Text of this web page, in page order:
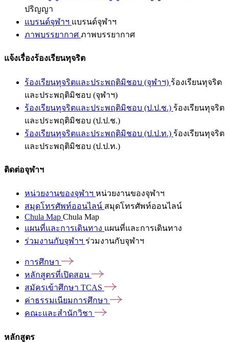
ปริญญา
แบรนด์จุฬาฯ แบรนด์จุฬาฯ
ภาพบรรยากาศ ภาพบรรยากาศ
แจ้งเรื่องร้องเรียนทุจริต
ร้องเรียนทุจริตและประพฤติมิชอบ (จุฬาฯ) ร้องเรียนทุจริต
และประพฤติมิชอบ (จุฬาฯ)
ร้องเรียนทุจริตและประพฤติมิชอบ (ป.ป.ช.) ร้องเรียนทุจริต
และประพฤติมิชอบ (ป.ป.ช.)
ร้องเรียนทุจริตและประพฤติมิชอบ (ป.ป.ท.) ร้องเรียนทุจริต
และประพฤติมิชอบ (ป.ป.ท.)
ติดต่อจุฬาฯ
หน่วยงานของจุฬาฯ หน่วยงานของจุฬาฯ
สมุดโทรศัพท์ออนไลน์ สมุดโทรศัพท์ออนไลน์
Chula Map Chula Map
แผนที่และการเดินทาง แผนที่และการเดินทาง
ร่วมงานกับจุฬาฯ ร่วมงานกับจุฬาฯ
การศึกษา
หลักสูตรที่เปิดสอน
สมัครเข้าศึกษา TCAS
ค่าธรรมเนียมการศึกษา
คณะและสำนักวิชา
หลักสูตร